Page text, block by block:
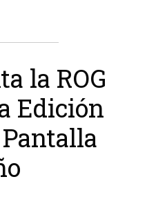
la ROG
Edición